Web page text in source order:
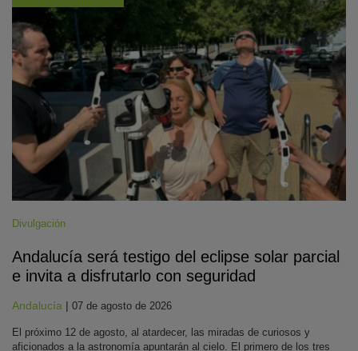
Divulgación
Andalucía será testigo del eclipse solar parcial
e invita a disfrutarlo con seguridad
Andalucía | 07 de agosto de 2026
El próximo 12 de agosto, al atardecer, las miradas de curiosos y
aficionados a la astronomía apuntarán al cielo. El primero de los tres